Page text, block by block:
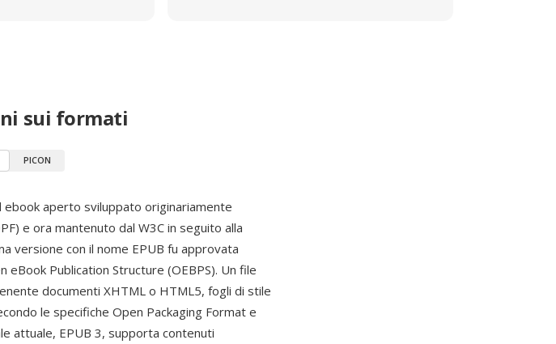
sui formati
PICON
ebook aperto sviluppato originariamente
e ora mantenuto dal W3C in seguito alla
versione con il nome EPUB fu approvata
Publication Structure (OEBPS). Un file
documenti XHTML o HTML5, fogli di stile
le specifiche Open Packaging Format e
attuale, EPUB 3, supporta contenuti